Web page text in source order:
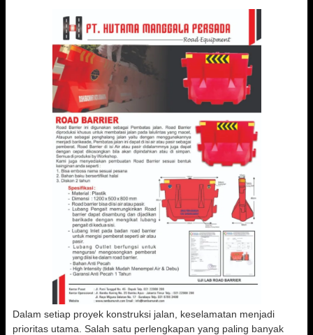
Dalam setiap proyek konstruksi jalan, keselamatan menjadi
prioritas utama. Salah satu perlengkapan yang paling banyak